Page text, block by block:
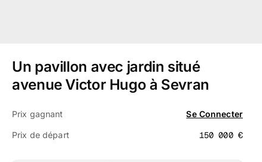
Un pavillon avec jardin situé
avenue Victor Hugo à Sevran
Prix gagnant Se Connecter
Prix de départ 150 000 €